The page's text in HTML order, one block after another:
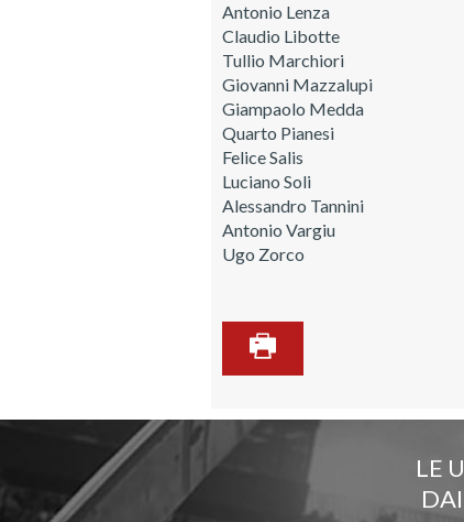
Antonio Lenza
Claudio Libotte
Tullio Marchiori
Giovanni Mazzalupi
Giampaolo Medda
Quarto Pianesi
Felice Salis
Luciano Soli
Alessandro Tannini
Antonio Vargiu
Ugo Zorco
LE